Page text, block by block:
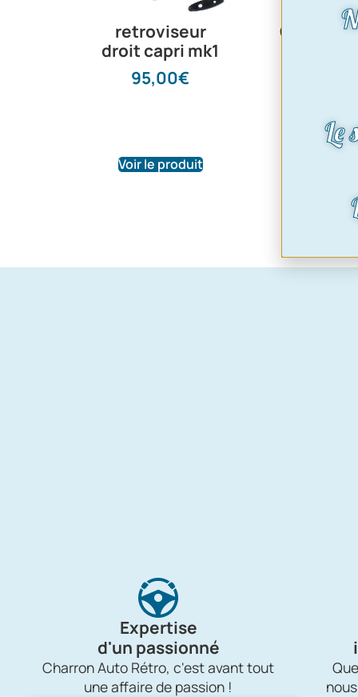
retroviseur
droit capri mk1
95,00€
Voir le produit
Expertise
d'un passionné
Charron Auto Rétro, c'est avant tout
une affaire de passion !
Le